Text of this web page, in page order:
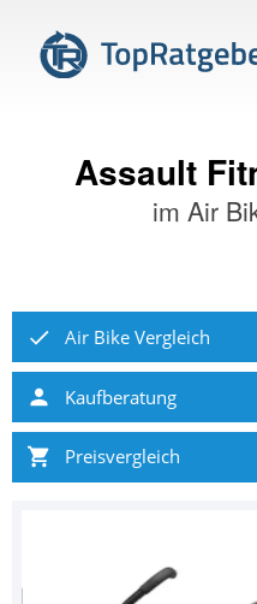
Assault
im Air
Air Bike Vergleich
Kaufberatung
Preisvergleich